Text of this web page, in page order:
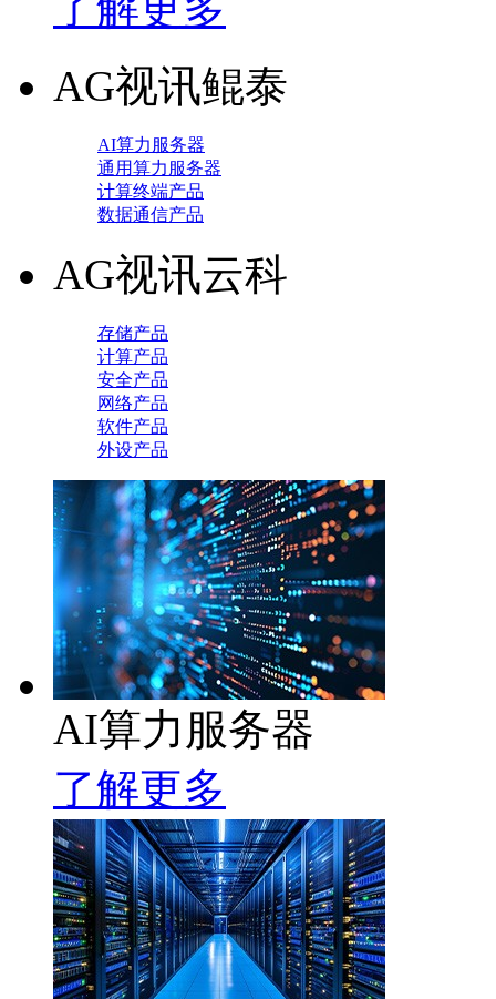
AG视讯鲲泰
AI算力服务器
通用算力服务器
计算终端产品
数据通信产品
AG视讯云科
存储产品
计算产品
安全产品
网络产品
软件产品
外设产品
AI算力服务器
了解更多